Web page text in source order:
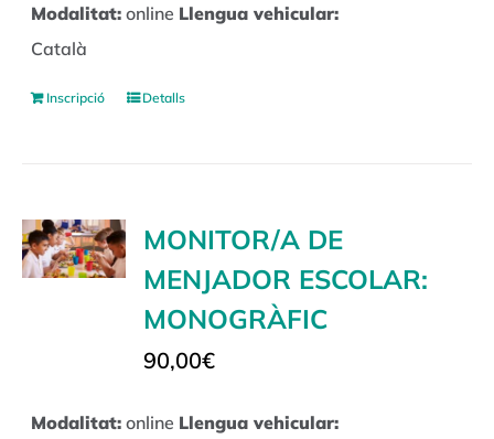
Modalitat: online Llengua vehicular:
Català
Inscripció Detalls
MONITOR/A DE
MENJADOR ESCOLAR:
MONOGRÀFIC
90,00€
Modalitat: online Llengua vehicular: